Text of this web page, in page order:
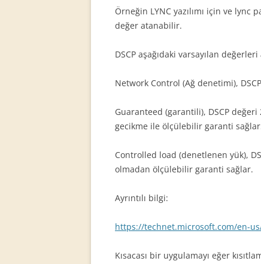
Örneğin LYNC yazılımı için ve
değer atanabilir.
DSCP aşağıdaki varsayılan
Network Control (Ağ denetimi),
Guaranteed (garantili), DSCP değeri
gecikme ile ölçülebilir garanti
Controlled load (denetlenen yük),
olmadan ölçülebilir garanti sağlar.
Ayrıntılı bilgi:
https://technet.microsoft.com/en-
Kısacası bir uygulamayı eğer